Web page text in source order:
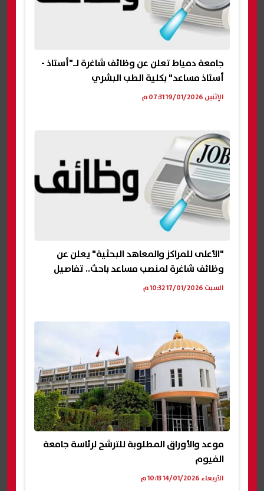
جامعة دمياط تعلن عن وظائف شاغرة لـ"أستاذ -
أستاذ مساعد" بكلية الطب البشري
الإثنين 19/01/2026 07:31 م
"الأعلى للمراكز والمعاهد البحثية" يعلن عن
وظائف شاغرة لمنصب مساعد باحث.. تفاصيل
السبت 17/01/2026 10:32 م
موعد والأوراق المطلوبة للترشح لرئاسة جامعة
الفيوم
الأربعاء 14/01/2026 10:13 م